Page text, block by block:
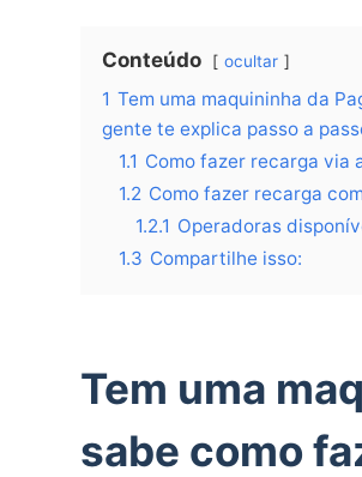
Conteúdo ocultar
1 Tem uma maquininha da
gente te explica passo a
1.1 Como fazer recarga via
1.2 Como fazer recarga
1.2.1 Operadoras
1.3 Compartilhe isso:
Tem uma
sabe como